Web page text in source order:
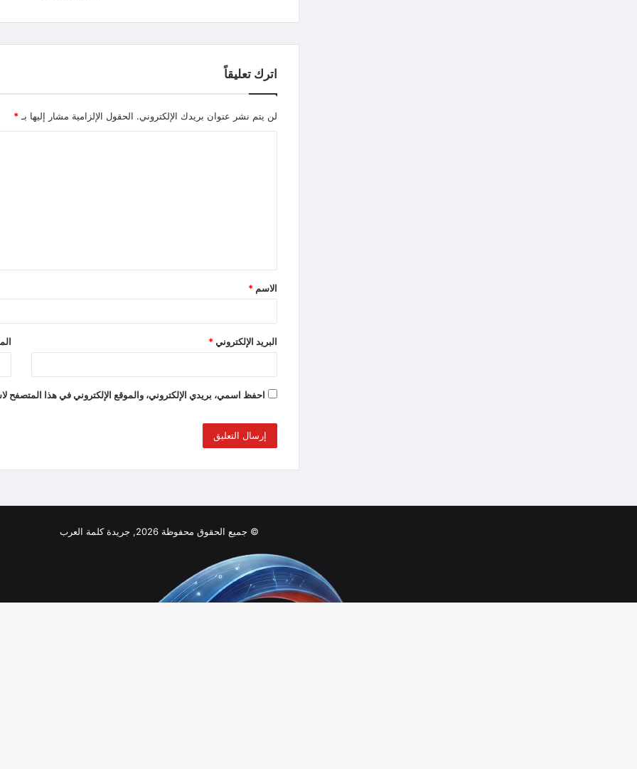
اترك تعليقاً
لن يتم نشر عنوان بريدك الإلكتروني. الحقول الإلزامية مشار إليها بـ*
الاسم *
البريد الإلكتروني*
احفظ اسمي، بريدي الإلكتروني، والموقع الإلكتروني في هذا المتصفح
© جميع الحقوق محفوظة 2026, جريدة كلمة العرب